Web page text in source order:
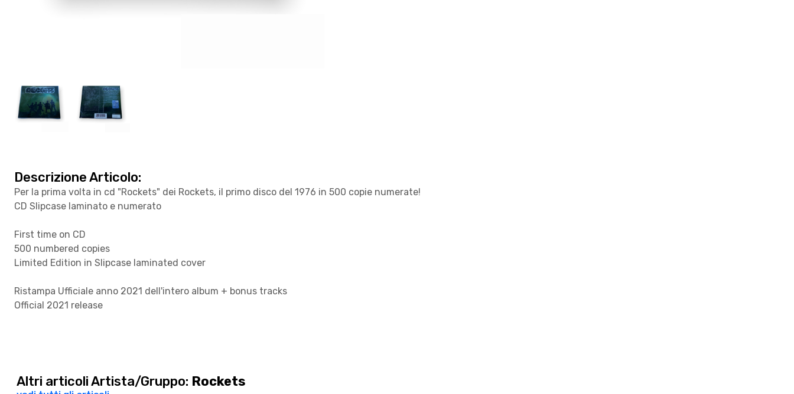
Descrizione Articolo:
Per la prima volta in cd "Rockets" dei Rockets, il primo disco del 1976 in 500 copie numerate!
CD Slipcase laminato e numerato
First time on CD
500 numbered copies
Limited Edition in Slipcase laminated cover
Ristampa Ufficiale anno 2021 dell'intero album + bonus tracks
Official 2021 release
Altri articoli Artista/Gruppo: Rockets